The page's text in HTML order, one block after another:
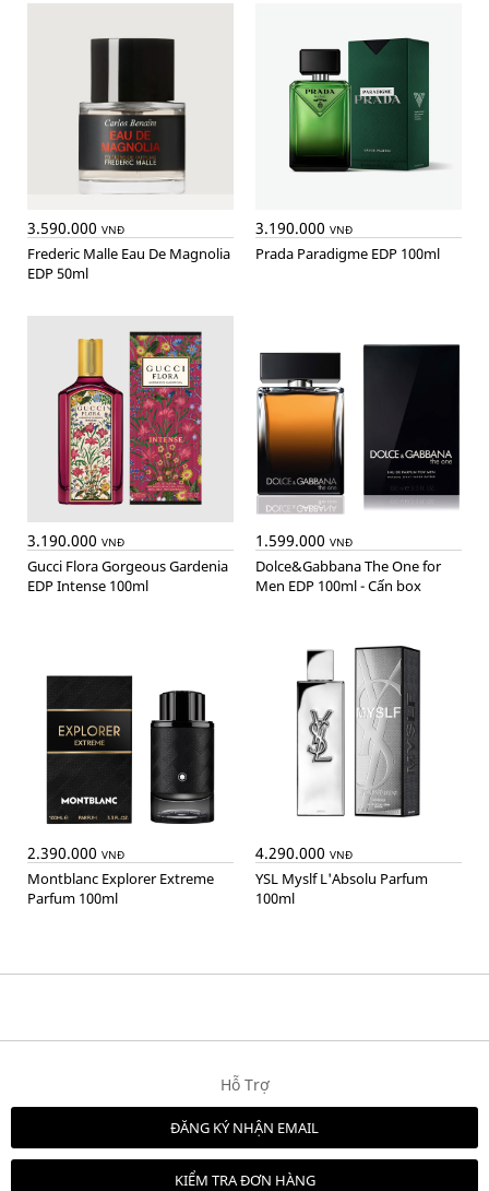
3.590.000 VNĐ
Frederic Malle Eau De Magnolia
EDP 50ml
3.190.000 VNĐ
Prada Paradigme EDP 100ml
3.190.000 VNĐ
Gucci Flora Gorgeous Gardenia
EDP Intense 100ml
1.599.000 VNĐ
Dolce&Gabbana The One for
Men EDP 100ml - Cấn box
2.390.000 VNĐ
Montblanc Explorer Extreme
Parfum 100ml
4.290.000 VNĐ
YSL Myslf L'Absolu Parfum
100ml
Hỗ Trợ
ĐĂNG KÝ NHẬN EMAIL
KIỂM TRA ĐƠN HÀNG